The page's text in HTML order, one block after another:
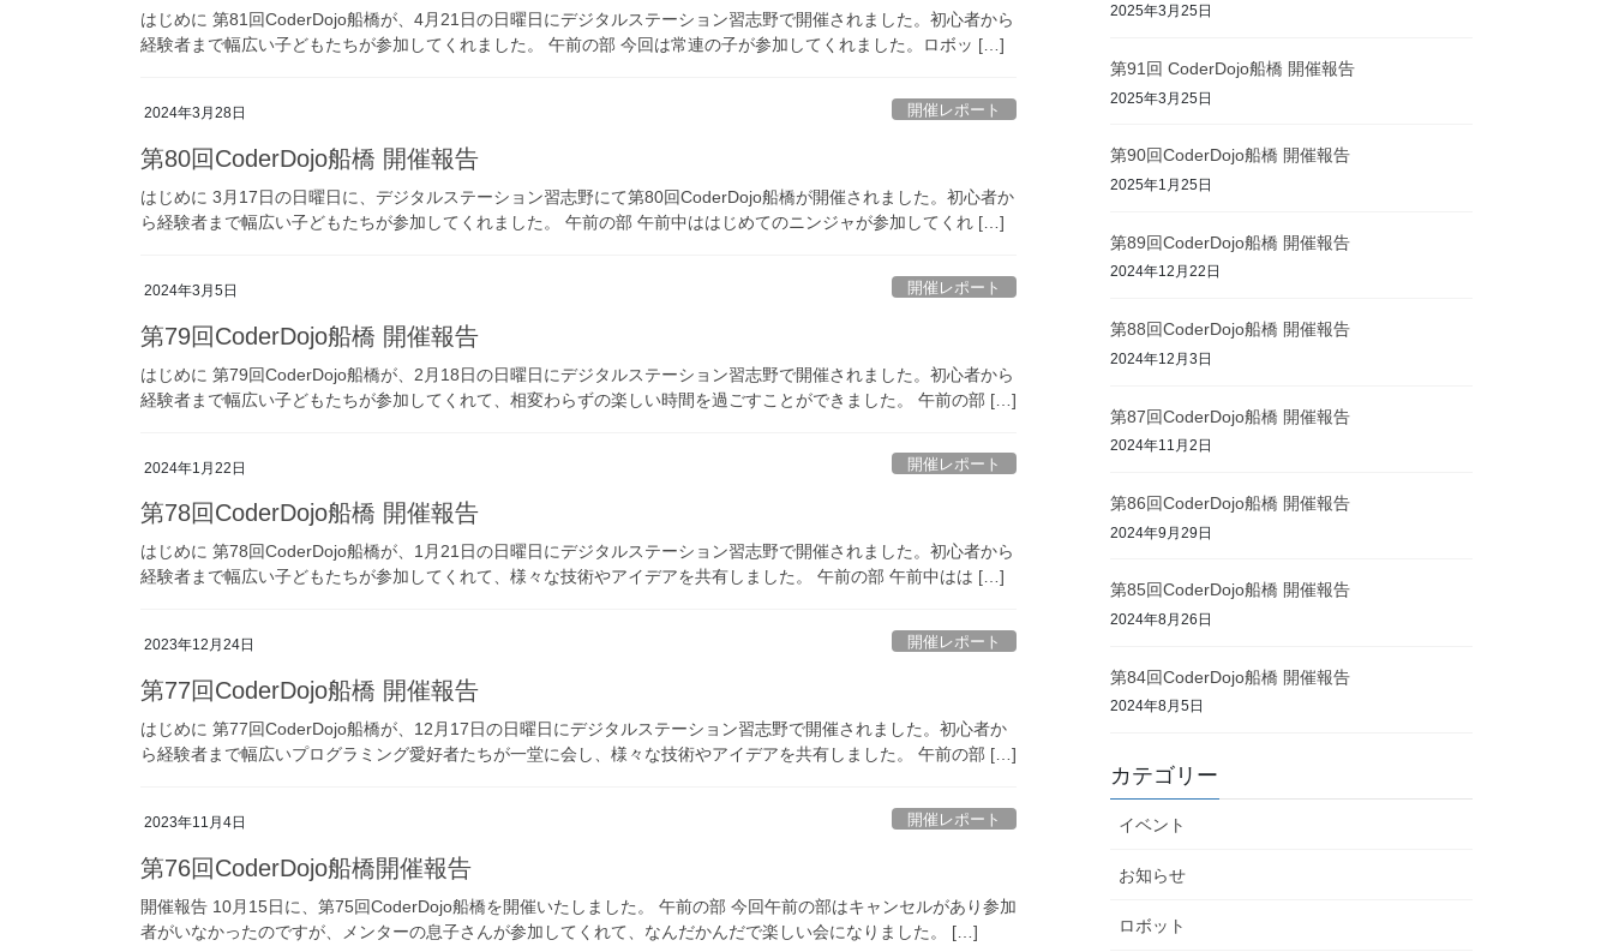
はじめに 第81回CoderDojo船橋が、4月21日の日曜日にデジタルステーション習志野で開催されました。初心者から
経験者まで幅広い子どもたちが参加してくれました。 午前の部 今回は常連の子が参加してくれました。ロボッ […]
2024年3月28日 開催レポート
第80回CoderDojo船橋 開催報告
はじめに 3月17日の日曜日に、デジタルステーション習志野にて第80回CoderDojo船橋が開催されました。初心者か
ら経験者まで幅広い子どもたちが参加してくれました。 午前の部 午前中ははじめてのニンジャが参加してくれ […]
2024年3月5日 開催レポート
第79回CoderDojo船橋 開催報告
はじめに 第79回CoderDojo船橋が、2月18日の日曜日にデジタルステーション習志野で開催されました。初心者から
経験者まで幅広い子どもたちが参加してくれて、相変わらずの楽しい時間を過ごすことができました。 午前の部 […]
2024年1月22日 開催レポート
第78回CoderDojo船橋 開催報告
はじめに 第78回CoderDojo船橋が、1月21日の日曜日にデジタルステーション習志野で開催されました。初心者から
経験者まで幅広い子どもたちが参加してくれて、様々な技術やアイデアを共有しました。 午前の部 午前中はは […]
2023年12月24日 開催レポート
第77回CoderDojo船橋 開催報告
はじめに 第77回CoderDojo船橋が、12月17日の日曜日にデジタルステーション習志野で開催されました。初心者か
ら経験者まで幅広いプログラミング愛好者たちが一堂に会し、様々な技術やアイデアを共有しました。 午前の部 […]
2023年11月4日 開催レポート
第76回CoderDojo船橋開催報告
開催報告 10月15日に、第75回CoderDojo船橋を開催いたしました。 午前の部 今回午前の部はキャンセルがあり参加
者がいなかったのですが、メンターの息子さんが参加してくれて、なんだかんだで楽しい会になりました。 […]
2025年3月25日
第91回 CoderDojo船橋 開催報告
2025年3月25日
第90回CoderDojo船橋 開催報告
2025年1月25日
第89回CoderDojo船橋 開催報告
2024年12月22日
第88回CoderDojo船橋 開催報告
2024年12月3日
第87回CoderDojo船橋 開催報告
2024年11月2日
第86回CoderDojo船橋 開催報告
2024年9月29日
第85回CoderDojo船橋 開催報告
2024年8月26日
第84回CoderDojo船橋 開催報告
2024年8月5日
カテゴリー
イベント
お知らせ
ロボット